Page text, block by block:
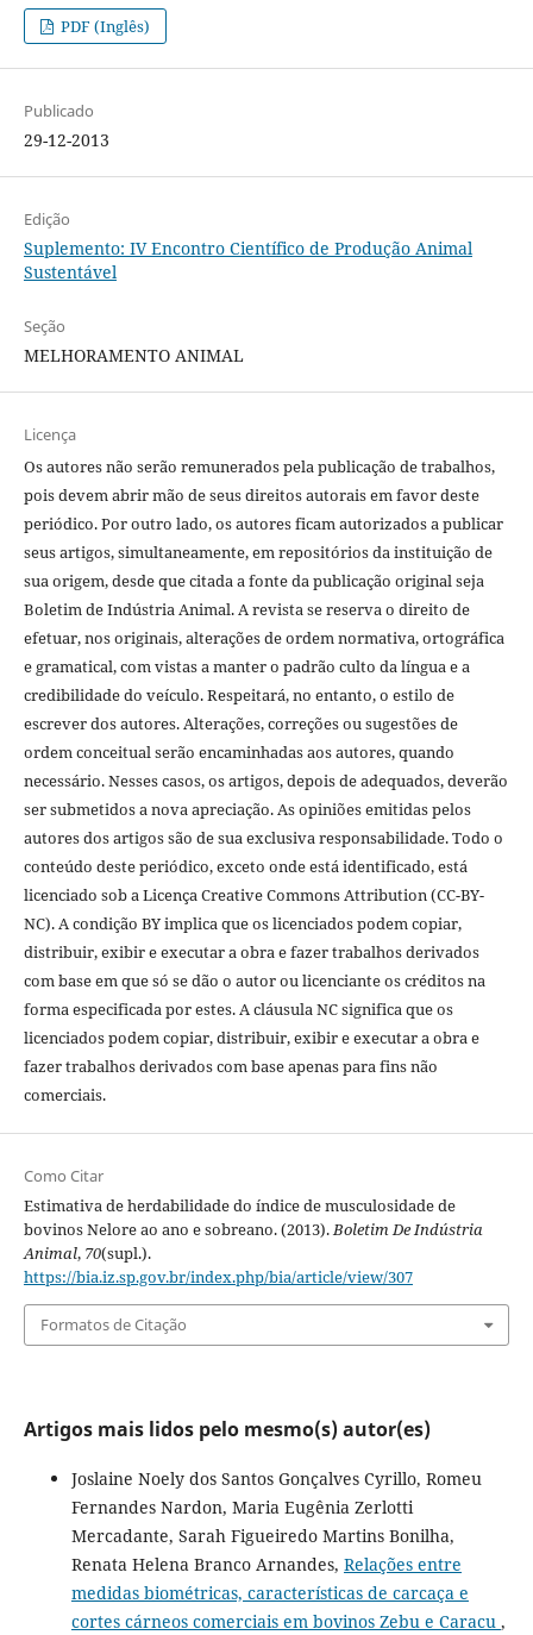
PDF (Inglês)
Publicado
29-12-2013
Edição
Suplemento: IV Encontro Científico de Produção Animal
Sustentável
Seção
MELHORAMENTO ANIMAL
Licença
Os autores não serão remunerados pela publicação de trabalhos,
pois devem abrir mão de seus direitos autorais em favor deste
periódico. Por outro lado, os autores ficam autorizados a publicar
seus artigos, simultaneamente, em repositórios da instituição de
sua origem, desde que citada a fonte da publicação original seja
Boletim de Indústria Animal. A revista se reserva o direito de
efetuar, nos originais, alterações de ordem normativa, ortográfica
e gramatical, com vistas a manter o padrão culto da língua e a
credibilidade do veículo. Respeitará, no entanto, o estilo de
escrever dos autores. Alterações, correções ou sugestões de
ordem conceitual serão encaminhadas aos autores, quando
necessário. Nesses casos, os artigos, depois de adequados, deverão
ser submetidos a nova apreciação. As opiniões emitidas pelos
autores dos artigos são de sua exclusiva responsabilidade. Todo o
conteúdo deste periódico, exceto onde está identificado, está
licenciado sob a Licença Creative Commons Attribution (CC-BY-
NC). A condição BY implica que os licenciados podem copiar,
distribuir, exibir e executar a obra e fazer trabalhos derivados
com base em que só se dão o autor ou licenciante os créditos na
forma especificada por estes. A cláusula NC significa que os
licenciados podem copiar, distribuir, exibir e executar a obra e
fazer trabalhos derivados com base apenas para fins não
comerciais.
Como Citar
Estimativa de herdabilidade do índice de musculosidade de
bovinos Nelore ao ano e sobreano. (2013).Boletim De Indústria
Animal, 70(supl.).
https://bia.iz.sp.gov.br/index.php/bia/article/view/307
Formatos de Citação
Artigos mais lidos pelo mesmo(s) autor(es)
Joslaine Noely dos Santos Gonçalves Cyrillo, Romeu
Fernandes Nardon, Maria Eugênia Zerlotti
Mercadante, Sarah Figueiredo Martins Bonilha,
Renata Helena Branco Arnandes, Relações entre
medidas biométricas, características de carcaça e
cortes cárneos comerciais em bovinos Zebu e Caracu ,